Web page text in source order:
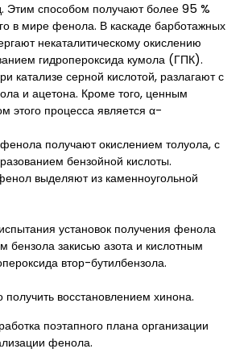
Этим способом получают более 95 %
в мире фенола. В каскаде барботажных
некаталитическому окислению
гидропероксида кумола (ГПК).
катализе серной кислотой, разлагают с
и ацетона. Кроме того, ценным
этого процесса является α-
получают окислением толуола, с
бензойной кислоты.
выделяют из каменноугольной
установок получения фенола
бензола закисью азота и кислотным
втор-бутилбензола.
восстановлением хинона.
поэтапного плана организации
фенола.